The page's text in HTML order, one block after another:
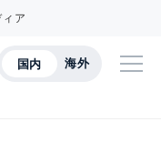
ア
国内 海外